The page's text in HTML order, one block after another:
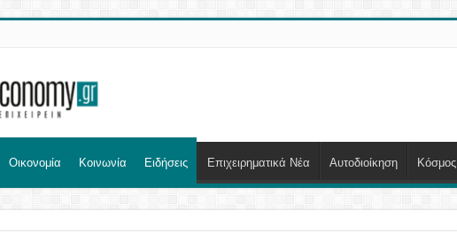
Οικονομία Κοινωνία Ειδήσεις Επιχειρηματικά Νέα Αυτοδιοίκηση Κόσμος